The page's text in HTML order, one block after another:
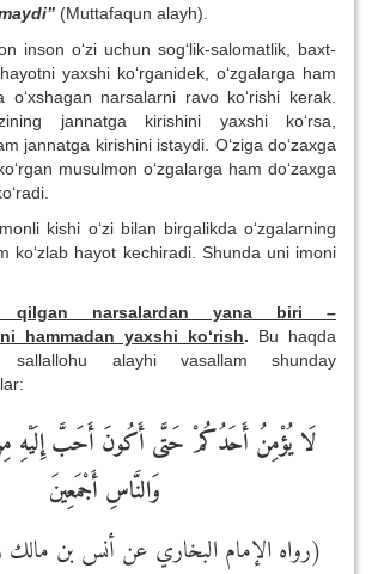
(Muttafaqun alayh).
inson o‘zi uchun sog‘lik-salomatlik, baxt-
yaxshi ko‘rganidek, o‘zgalarga ham
narsalarni ravo ko‘rishi kerak.
jannatga kirishini yaxshi ko‘rsa,
jannatga kirishini istaydi. O‘ziga do‘zaxga
musulmon o‘zgalarga ham do‘zaxga
kishi o‘zi bilan birgalikda o‘zgalarning
ko‘zlab hayot kechiradi. Shunda uni imoni
qilgan narsalardan yana biri –
hammadan yaxshi ko‘rish.
Bu haqda
sallallohu alayhi vasallam shunday
لَا يُؤْمِنُ أَحَدُكُمْ حَتَّى أَكُونَ أَحَبَّ إِلَيْهِ
وَالنَّاسِ أَجْمَعِينَ
(رواه الإمام البخاري عن أنس بن